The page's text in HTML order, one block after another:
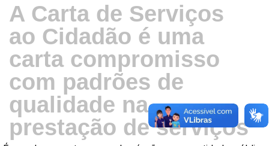
A Carta de Serviços
ao Cidadão é uma
carta compromisso
com padrões de
qualidade na
prestação de serviços